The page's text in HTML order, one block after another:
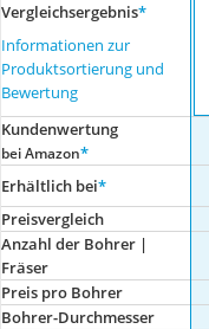
Vergleichsergebnis*
Informationen zur
Produktsortierung und
Bewertung
Kundenwertung
bei Amazon*
Erhältlich bei*
Preis­vergleich
Anzahl der Bohrer |
Fräser
Preis pro Bohrer
Bohrer-Durchmesser